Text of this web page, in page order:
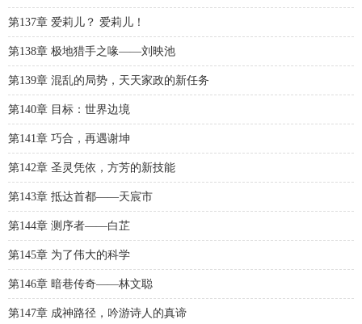
第137章 爱莉儿？ 爱莉儿！
第138章 极地猎手之喙——刘映池
第139章 混乱的局势，天天家政的新任务
第140章 目标：世界边境
第141章 巧合，再遇谢坤
第142章 圣灵凭依，方芳的新技能
第143章 抵达首都——天宸市
第144章 测序者——白芷
第145章 为了伟大的科学
第146章 暗巷传奇——林文聪
第147章 成神路径，吟游诗人的真谛